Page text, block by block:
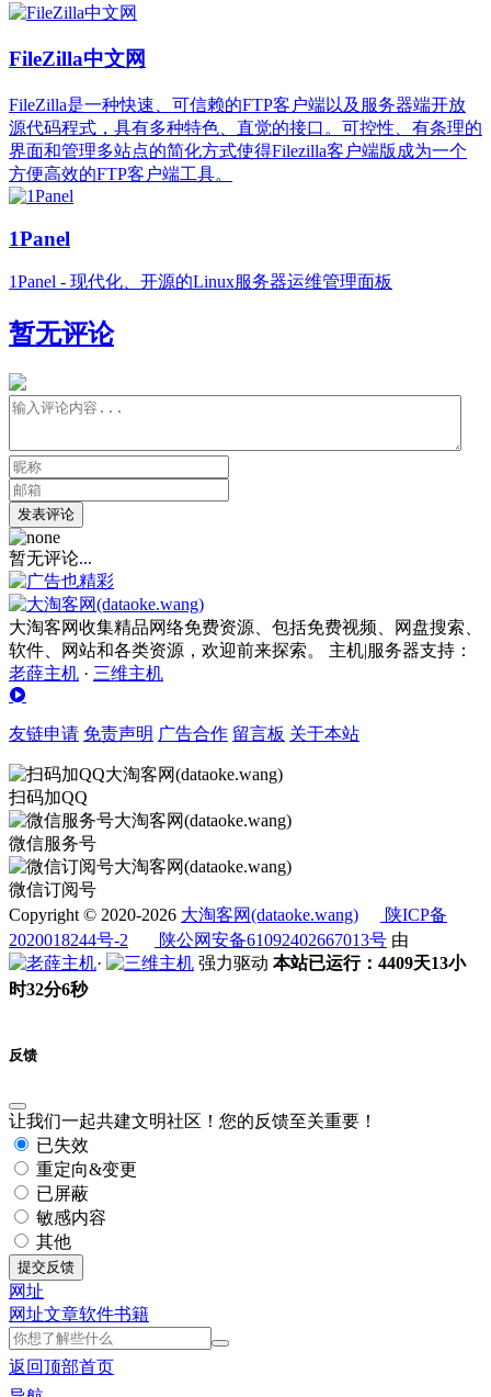
FileZilla中文网
FileZilla是一种快速、可信赖的FTP客户端以及服务器端开放
源代码程式，具有多种特色、直觉的接口。可控性、有条理的
界面和管理多站点的简化方式使得Filezilla客户端版成为一个
方便高效的FTP客户端工具。
1Panel
1Panel - 现代化、开源的Linux服务器运维管理面板
暂无评论
发表评论
暂无评论...
大淘客网收集精品网络免费资源、包括免费视频、网盘搜索、
软件、网站和各类资源，欢迎前来探索。 主机|服务器支持：
老薛主机 · 三维主机
友链申请 免责声明 广告合作 留言板 关于本站
扫码加QQ
微信服务号
微信订阅号
Copyright © 2020-2026 大淘客网(dataoke.wang)
陕ICP备
2020018244号-2
陕公网安备61092402667013号 由
·
强力驱动 本站已运行：4409天13小
时32分7秒
反馈
让我们一起共建文明社区！您的反馈至关重要！
已失效
重定向&变更
已屏蔽
敏感内容
其他
提交反馈
网址
网址文章软件书籍
返回顶部首页